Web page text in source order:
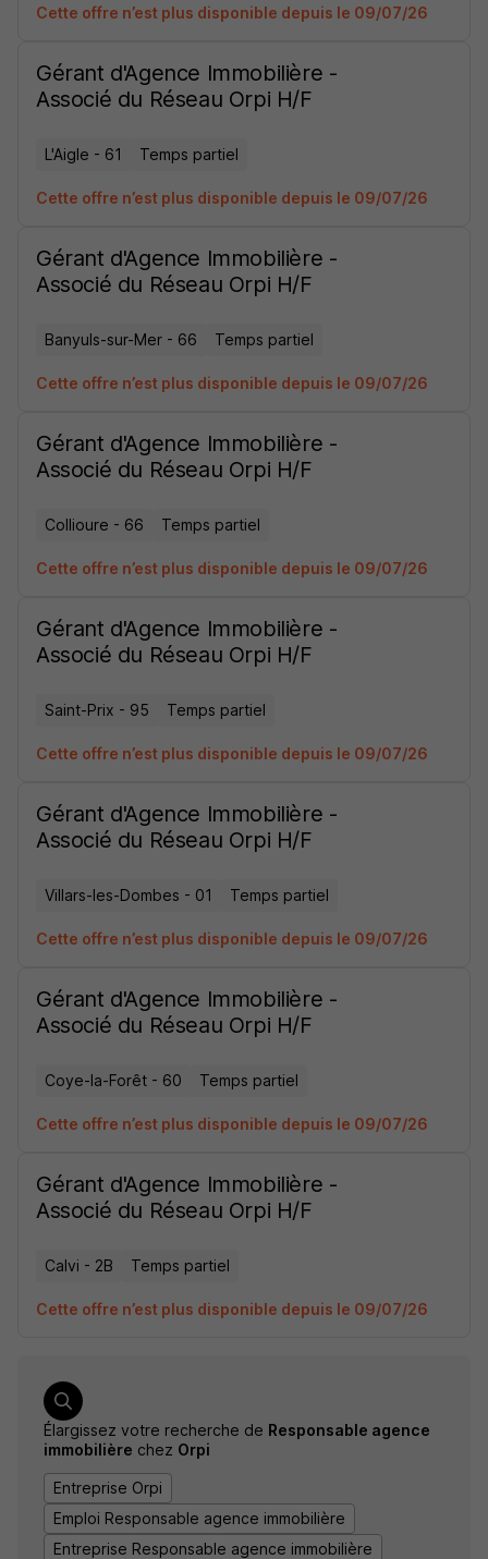
Cette offre n’est plus disponible depuis le 09/07/26
Gérant d'Agence Immobilière -
Associé du Réseau Orpi H/F
L'Aigle - 61 Temps partiel
Cette offre n’est plus disponible depuis le 09/07/26
Gérant d'Agence Immobilière -
Associé du Réseau Orpi H/F
Banyuls-sur-Mer - 66 Temps partiel
Cette offre n’est plus disponible depuis le 09/07/26
Gérant d'Agence Immobilière -
Associé du Réseau Orpi H/F
Collioure - 66 Temps partiel
Cette offre n’est plus disponible depuis le 09/07/26
Gérant d'Agence Immobilière -
Associé du Réseau Orpi H/F
Saint-Prix - 95 Temps partiel
Cette offre n’est plus disponible depuis le 09/07/26
Gérant d'Agence Immobilière -
Associé du Réseau Orpi H/F
Villars-les-Dombes - 01 Temps partiel
Cette offre n’est plus disponible depuis le 09/07/26
Gérant d'Agence Immobilière -
Associé du Réseau Orpi H/F
Coye-la-Forêt - 60 Temps partiel
Cette offre n’est plus disponible depuis le 09/07/26
Gérant d'Agence Immobilière -
Associé du Réseau Orpi H/F
Calvi - 2B Temps partiel
Cette offre n’est plus disponible depuis le 09/07/26
Élargissez votre recherche de Responsable agence
immobilière chez Orpi
Entreprise Orpi
Emploi Responsable agence immobilière
Entreprise Responsable agence immobilière